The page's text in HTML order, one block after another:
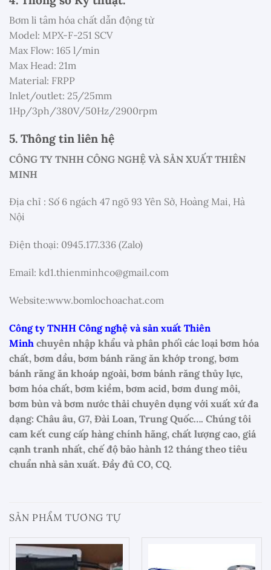
Bơm li tâm hóa chất dẫn động từ
Model: MPX-F-251 SCV
Max Flow: 165 l/min
Max Head: 21m
Material: FRPP
Inlet/outlet: 25/25mm
1Hp/3ph/380V/50Hz/2900rpm
5. Thông tin liên hệ
CÔNG TY TNHH CÔNG NGHỆ VÀ SẢN XUẤT THIÊN
MINH
Địa chỉ : Số 6 ngách 47 ngõ 93 Yên Sở, Hoàng Mai, Hà
Nội
Điện thoại: 0945.177.336 (Zalo)
Email: kd1.thienminhco@gmail.com
Website:www.bomlochoachat.com
Công ty TNHH Công nghệ và sản xuất Thiên
Minh chuyên nhập khẩu và phân phối các loại bơm hóa
chất, bơm dầu, bơm bánh răng ăn khớp trong, bơm
bánh răng ăn khoáp ngoài, bơm bánh răng thủy lực,
bơm hóa chất, bơm kiềm, bơm acid, bơm dung môi,
bơm bùn và bơm nước thải chuyên dụng với xuất xứ đa
dạng: Châu âu, G7, Đài Loan, Trung Quốc…. Chúng tôi
cam kết cung cấp hàng chính hãng, chất lượng cao, giá
cạnh tranh nhất, chế độ bảo hành 12 tháng theo tiêu
chuẩn nhà sản xuất. Đầy đủ CO, CQ.
SẢN PHẨM TƯƠNG TỰ